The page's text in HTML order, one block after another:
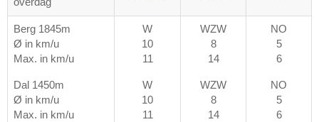
overdag
Berg 1845m
Ø in km/u
Max. in km/u
W
10
11
WZW
8
14
NO
5
6
Dal 1450m
Ø in km/u
Max. in km/u
W
10
11
WZW
8
14
NO
5
6